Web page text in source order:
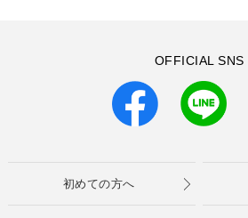
OFFICIAL SNS
初めての方へ